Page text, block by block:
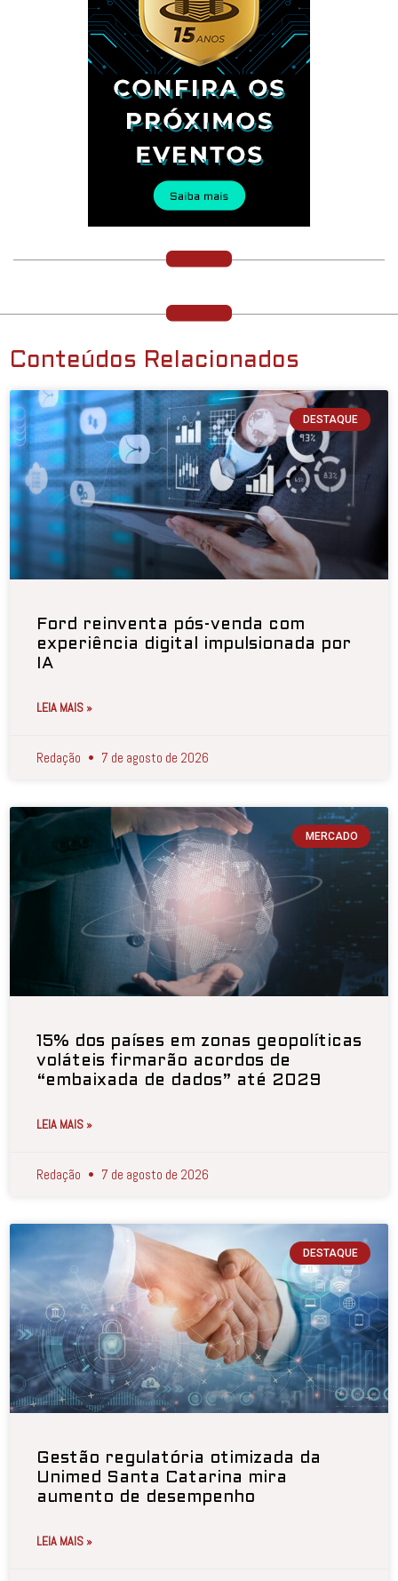
Conteúdos Relacionados
DESTAQUE
Ford reinventa pós-venda com
experiência digital impulsionada por
IA
LEIA MAIS »
Redação 7 de agosto de 2026
MERCADO
15% dos países em zonas geopolíticas
voláteis firmarão acordos de
“embaixada de dados” até 2029
LEIA MAIS »
Redação 7 de agosto de 2026
DESTAQUE
Gestão regulatória otimizada da
Unimed Santa Catarina mira
aumento de desempenho
LEIA MAIS »